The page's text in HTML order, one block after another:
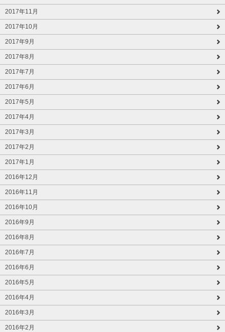
2017年11月
2017年10月
2017年9月
2017年8月
2017年7月
2017年6月
2017年5月
2017年4月
2017年3月
2017年2月
2017年1月
2016年12月
2016年11月
2016年10月
2016年9月
2016年8月
2016年7月
2016年6月
2016年5月
2016年4月
2016年3月
2016年2月